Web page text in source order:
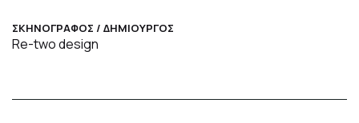
ΣΚΗΝΟΓΡΑΦΟΣ / ΔΗΜΙΟΥΡΓΟΣ
Re-two design